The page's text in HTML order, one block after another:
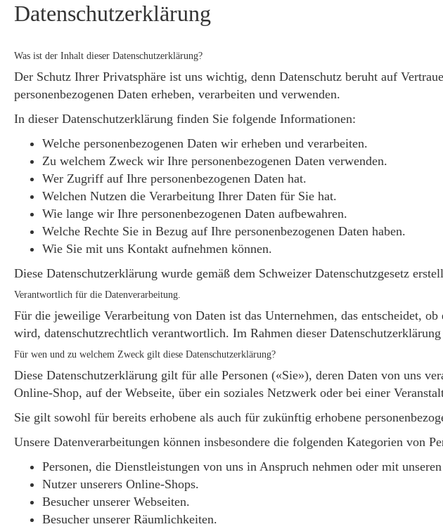
Datenschutzerklärung
Was ist der Inhalt dieser Datenschutzerklärung?
Der Schutz Ihrer Privatsphäre ist uns wichtig, denn Datenschutz beruht auf
personenbezogenen Daten erheben, verarbeiten und verwenden.
In dieser Datenschutzerklärung finden Sie folgende Informationen:
Welche personenbezogenen Daten wir erheben und verarbeiten.
Zu welchem Zweck wir Ihre personenbezogenen Daten verwenden.
Wer Zugriff auf Ihre personenbezogenen Daten hat.
Welchen Nutzen die Verarbeitung Ihrer Daten für Sie hat.
Wie lange wir Ihre personenbezogenen Daten aufbewahren.
Welche Rechte Sie in Bezug auf Ihre personenbezogenen Daten haben.
Wie Sie mit uns Kontakt aufnehmen können.
Diese Datenschutzerklärung wurde gemäß dem Schweizer Datenschutzgesetz
Verantwortlich für die Datenverarbeitung.
Für die jeweilige Verarbeitung von Daten ist das Unternehmen, das entscheidet,
wird, datenschutzrechtlich verantwortlich. Im Rahmen dieser
Für wen und zu welchem Zweck gilt diese Datenschutzerklärung?
Diese Datenschutzerklärung gilt für alle Personen («Sie»), deren Daten von uns
Online-Shop, auf der Webseite, über ein soziales Netzwerk oder bei einer
Sie gilt sowohl für bereits erhobene als auch für zukünftig erhobene
Unsere Datenverarbeitungen können insbesondere die folgenden Kategorien von
Personen, die Dienstleistungen von uns in Anspruch nehmen oder mit
Nutzer unserers Online-Shops.
Besucher unserer Webseiten.
Besucher unserer Räumlichkeiten.